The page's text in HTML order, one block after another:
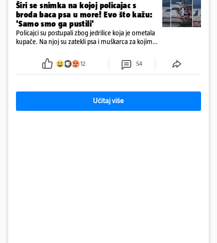
Širi se snimka na kojoj policajac s
broda baca psa u more! Evo što kažu:
'Samo smo ga pustili'
Policajci su postupali zbog jedrilice koja je ometala
kupače. Na njoj su zatekli psa i muškarca za kojim
ga uhitili, a psa je preuzeo komunalni redar
12 54
Učitaj više